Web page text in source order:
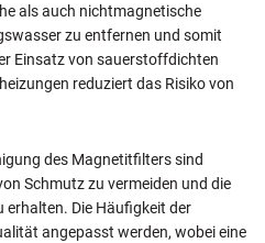
als auch nichtmagnetische
zu entfernen und somit
Einsatz von sauerstoffdichten
reduziert das Risiko von
des Magnetitfilters sind
Schmutz zu vermeiden und die
erhalten. Die Häufigkeit der
angepasst werden, wobei eine